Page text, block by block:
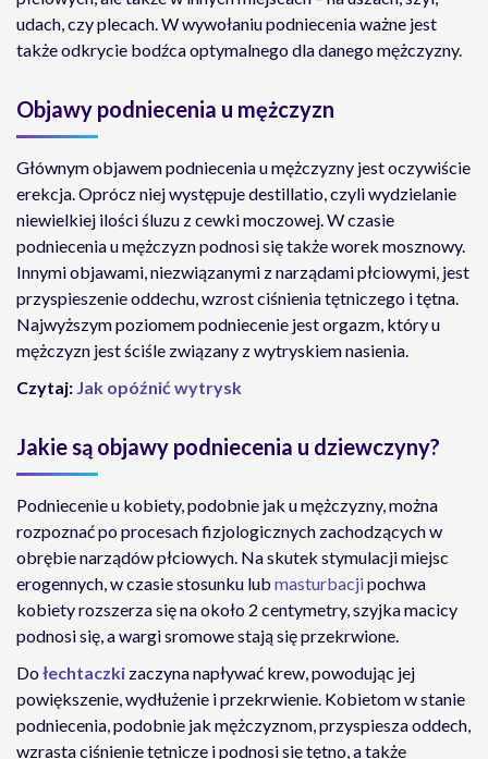
udach, czy plecach. W wywołaniu podniecenia ważne jest
także odkrycie bodźca optymalnego dla danego mężczyzny.
Objawy podniecenia u mężczyzn
Głównym objawem podniecenia u mężczyzny jest oczywiście
erekcja. Oprócz niej występuje destillatio, czyli wydzielanie
niewielkiej ilości śluzu z cewki moczowej. W czasie
podniecenia u mężczyzn podnosi się także worek mosznowy.
Innymi objawami, niezwiązanymi z narządami płciowymi, jest
przyspieszenie oddechu, wzrost ciśnienia tętniczego i tętna.
Najwyższym poziomem podniecenie jest orgazm, który u
mężczyzn jest ściśle związany z wytryskiem nasienia.
Czytaj: Jak opóźnić wytrysk
Jakie są objawy podniecenia u dziewczyny?
Podniecenie u kobiety, podobnie jak u mężczyzny, można
rozpoznać po procesach fizjologicznych zachodzących w
obrębie narządów płciowych. Na skutek stymulacji miejsc
erogennych, w czasie stosunku lub masturbacjipochwa
kobiety rozszerza się na około 2 centymetry, szyjka macicy
podnosi się, a wargi sromowe stają się przekrwione.
Dołechtaczki zaczyna napływać krew, powodując jej
powiększenie, wydłużenie i przekrwienie. Kobietom w stanie
podniecenia, podobnie jak mężczyznom, przyspiesza oddech,
wzrasta ciśnienie tętnicze i podnosi się tętno, a także